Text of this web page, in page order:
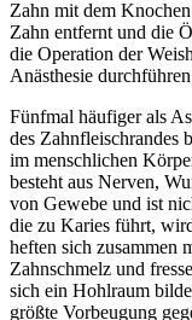
Zahn mit dem
Zahn entfernt und die
die Operation der
Anästhesie
Fünfmal häufiger als
des Zahnfleischrandes
im menschlichen
besteht aus Nerven,
von Gewebe und ist
die zu Karies führt,
heften sich zusammen
Zahnschmelz und
sich ein Hohlraum
größte Vorbeugung